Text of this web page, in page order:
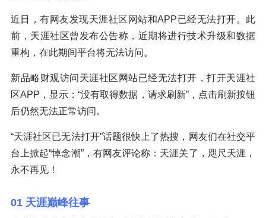
近日，有网友发现天涯社区网站和APP已经无法打开。此
前，天涯社区曾发布公告称，近期将进行技术升级和数据
重构，在此期间平台将无法访问。
新品略财观访问天涯社区网站已经无法打开，打开天涯社
区APP，显示：“没有取得数据，请求刷新”，点击刷新按钮
后仍然无法正常访问。
“天涯社区已无法打开”话题很快上了热搜，网友们在社交平
台上掀起“悼念潮”，有网友评论称：天涯关了，咫尺天涯，
永不再见！
01 天涯巅峰往事